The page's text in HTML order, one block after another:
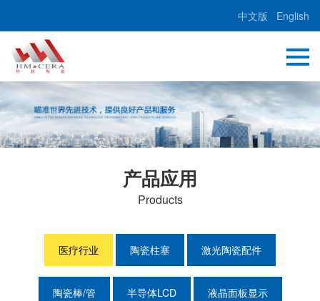
中文版 English
产品应用
Products
医疗行业 陶瓷柱塞 激光陶瓷配件
陶瓷棒/管 半导体LCD 液晶面板显示